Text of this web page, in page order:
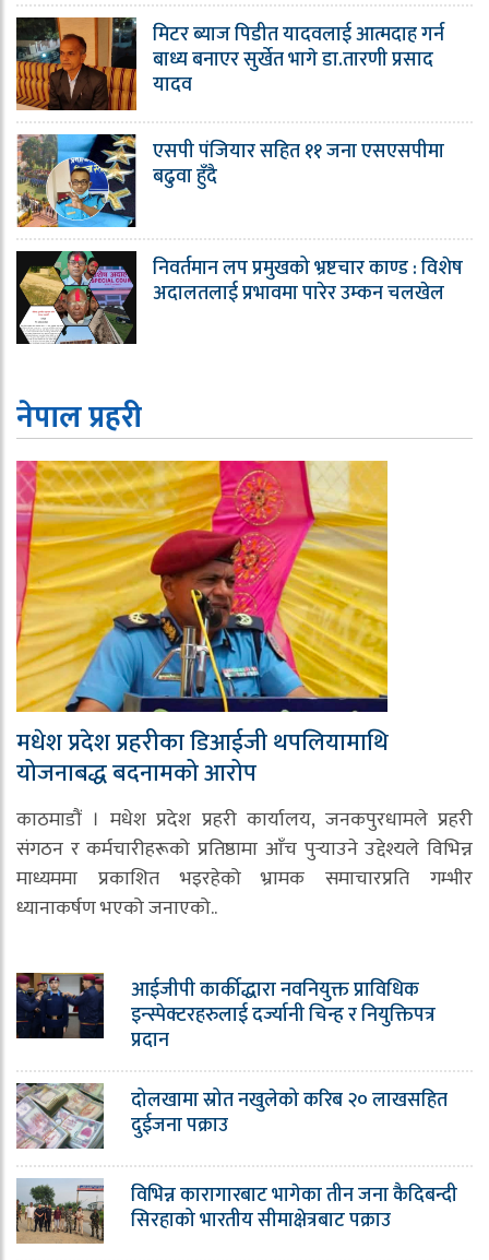
मिटर ब्याज पिडीत यादवलाई आत्मदाह गर्न
बाध्य बनाएर सुर्खेत भागे डा.तारणी प्रसाद
यादव
एसपी पंजियार सहित ११ जना एसएसपीमा
बढुवा हुँदै
निवर्तमान लप प्रमुखको भ्रष्टचार काण्ड : विशेष
अदालतलाई प्रभावमा पारेर उम्कन चलखेल
नेपाल प्रहरी
मधेश प्रदेश प्रहरीका डिआईजी थपलियामाथि
योजनाबद्ध बदनामको आरोप
काठमाडौं । मधेश प्रदेश प्रहरी कार्यालय, जनकपुरधामले प्रहरी
संगठन र कर्मचारीहरूको प्रतिष्ठामा आँच पुर्‍याउने उद्देश्यले विभिन्न
माध्यममा प्रकाशित भइरहेको भ्रामक समाचारप्रति गम्भीर
ध्यानाकर्षण भएको जनाएको..
आईजीपी कार्कीद्धारा नवनियुक्त प्राविधिक
इन्स्पेक्टरहरुलाई दर्ज्यानी चिन्ह र नियुक्तिपत्र
प्रदान
दोलखामा स्रोत नखुलेको करिब २० लाखसहित
दुईजना पक्राउ
विभिन्न कारागारबाट भागेका तीन जना कैदिबन्दी
सिरहाको भारतीय सीमाक्षेत्रबाट पक्राउ